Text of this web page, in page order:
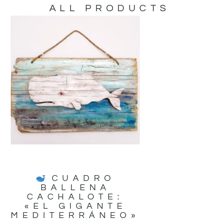
ALL PRODUCTS
CUADRO
BALLENA
CACHALOTE:
«EL GIGANTE
MEDITERRÁNEO»